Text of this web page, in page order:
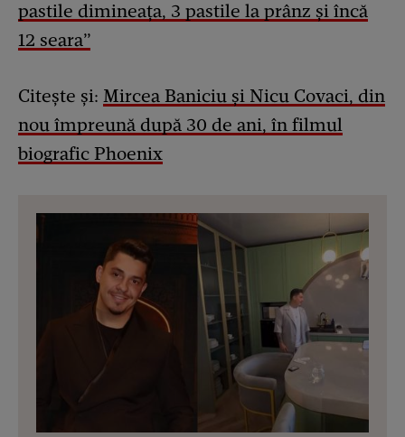
pastile dimineața, 3 pastile la prânz și încă
12 seara”
Citește și: Mircea Baniciu și Nicu Covaci, din
nou împreună după 30 de ani, în filmul
biografic Phoenix